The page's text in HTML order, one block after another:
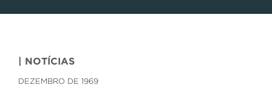
| NOTÍCIAS
DEZEMBRO DE 1969